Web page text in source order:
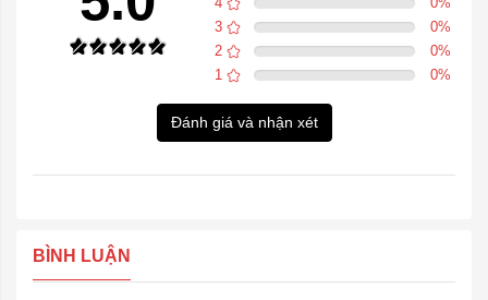
3
0%
2
0%
1
0%
Đánh giá và nhận xét
BÌNH LUẬN